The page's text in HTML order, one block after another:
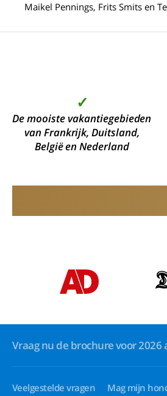
Maikel Pennings, Frits Smits en
✓
De mooiste vakantiegebieden
van Frankrijk, Duitsland,
België en Nederland
Vraag nu de brochure voor 2026
Veelgestelde vragen Mag mijn